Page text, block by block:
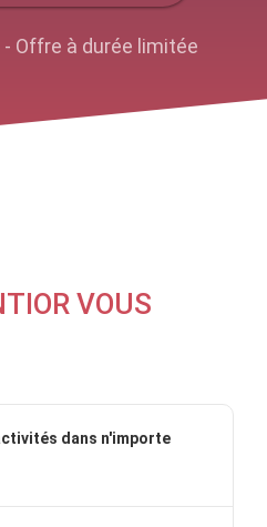
- Offre à durée limitée
VOUS
dans n'importe